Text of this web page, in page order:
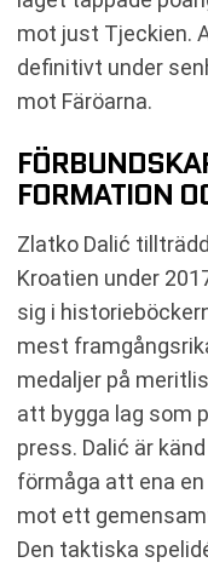
mot just Tjeckien.
definitivt under
mot Färöarna.
FORMATION
Zlatko Dalić
Kroatien under
sig i
mest
medaljer på
att bygga lag som
press. Dalić är
förmåga att ena
mot ett
Den taktiska